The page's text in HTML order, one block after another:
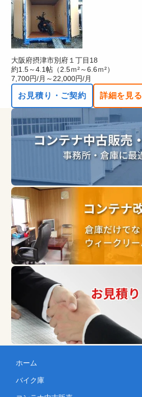
大阪府摂津市別府１丁目18
約1.5～4.1帖（2.5ｍ²～6.6ｍ²）
7,700円/月～22,000円/月
お見積り・ご契約 詳細を見る
ホーム
バイク庫